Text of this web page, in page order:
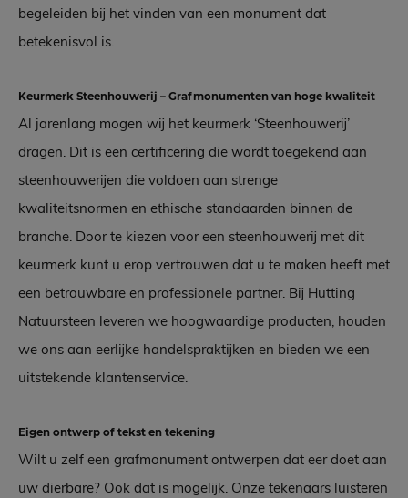
begeleiden bij het vinden van een monument dat
betekenisvol is.
Keurmerk Steenhouwerij – Grafmonumenten van hoge kwaliteit
Al jarenlang mogen wij het keurmerk ‘Steenhouwerij’
dragen. Dit is een certificering die wordt toegekend aan
steenhouwerijen die voldoen aan strenge
kwaliteitsnormen en ethische standaarden binnen de
branche. Door te kiezen voor een steenhouwerij met dit
keurmerk kunt u erop vertrouwen dat u te maken heeft met
een betrouwbare en professionele partner. Bij Hutting
Natuursteen leveren we hoogwaardige producten, houden
we ons aan eerlijke handelspraktijken en bieden we een
uitstekende klantenservice.
Eigen ontwerp of tekst en tekening
Wilt u zelf een grafmonument ontwerpen dat eer doet aan
uw dierbare? Ook dat is mogelijk. Onze tekenaars luisteren